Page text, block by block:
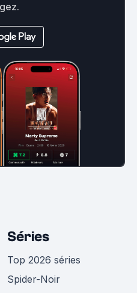
Séries
Top 2026 séries
Spider-Noir